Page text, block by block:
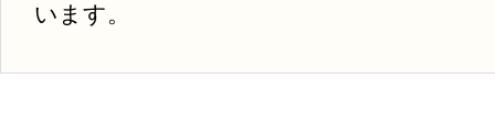
います。